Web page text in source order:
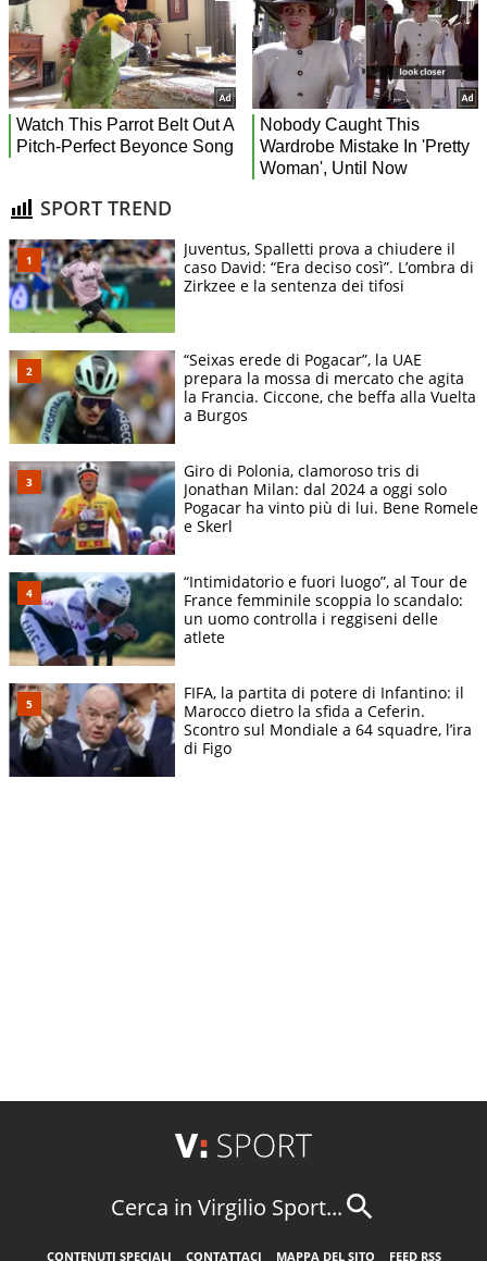
SPORT TREND
Juventus, Spalletti prova a chiudere il
caso David: “Era deciso così”. L’ombra di
Zirkzee e la sentenza dei tifosi
“Seixas erede di Pogacar”, la UAE
prepara la mossa di mercato che agita
la Francia. Ciccone, che beffa alla Vuelta
a Burgos
Giro di Polonia, clamoroso tris di
Jonathan Milan: dal 2024 a oggi solo
Pogacar ha vinto più di lui. Bene Romele
e Skerl
“Intimidatorio e fuori luogo”, al Tour de
France femminile scoppia lo scandalo:
un uomo controlla i reggiseni delle
atlete
FIFA, la partita di potere di Infantino: il
Marocco dietro la sfida a Ceferin.
Scontro sul Mondiale a 64 squadre, l’ira
di Figo
Cerca in Virgilio Sport...
CONTENUTI SPECIALI CONTATTACI MAPPA DEL SITO FEED RSS